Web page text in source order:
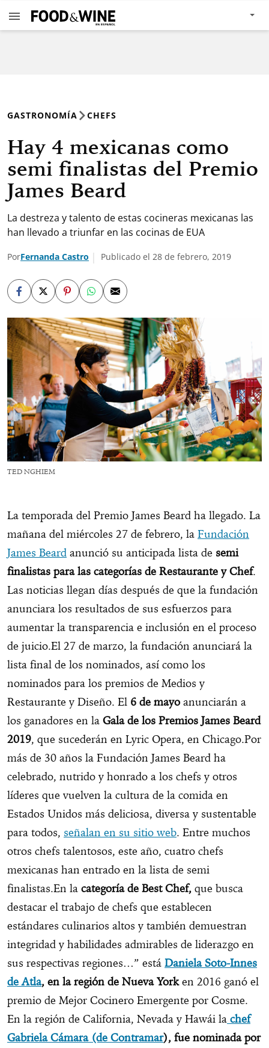
GASTRONOMÍA CHEFS
Hay 4 mexicanas como
semi finalistas del Premio
James Beard
La destreza y talento de estas cocineras mexicanas las
han llevado a triunfar en las cocinas de EUA
PorFernanda Castro Publicado el 28 de febrero, 2019
TED NGHIEM
La temporada del Premio James Beard ha llegado. La
mañana del miércoles 27 de febrero, la Fundación
James Beard anunció su anticipada lista de semi
finalistas para las categorías de Restaurante y Chef.
Las noticias llegan días después de que la fundación
anunciara los resultados de sus esfuerzos para
aumentar la transparencia e inclusión en el proceso
de juicio.El 27 de marzo, la fundación anunciará la
lista final de los nominados, así como los
nominados para los premios de Medios y
Restaurante y Diseño. El 6 de mayo anunciarán a
los ganadores en la Gala de los Premios James Beard
2019, que sucederán en Lyric Opera, en Chicago.Por
más de 30 años la Fundación James Beard ha
celebrado, nutrido y honrado a los chefs y otros
líderes que vuelven la cultura de la comida en
Estados Unidos más deliciosa, diversa y sustentable
para todos, señalan en su sitio web. Entre muchos
otros chefs talentosos, este año, cuatro chefs
mexicanas han entrado en la lista de semi
finalistas.En la categoría de Best Chef, que busca
destacar el trabajo de chefs que establecen
estándares culinarios altos y también demuestran
integridad y habilidades admirables de liderazgo en
sus respectivas regiones…” está Daniela Soto-Innes
de Atla, en la región de Nueva Yorken 2016 ganó el
premio de Mejor Cocinero Emergente por Cosme.
En la región de California, Nevada y Hawái la chef
Gabriela Cámara (de Contramar), fue nominada por